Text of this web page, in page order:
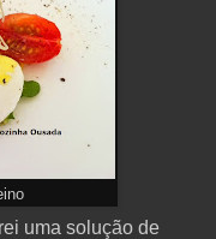
uma solução de